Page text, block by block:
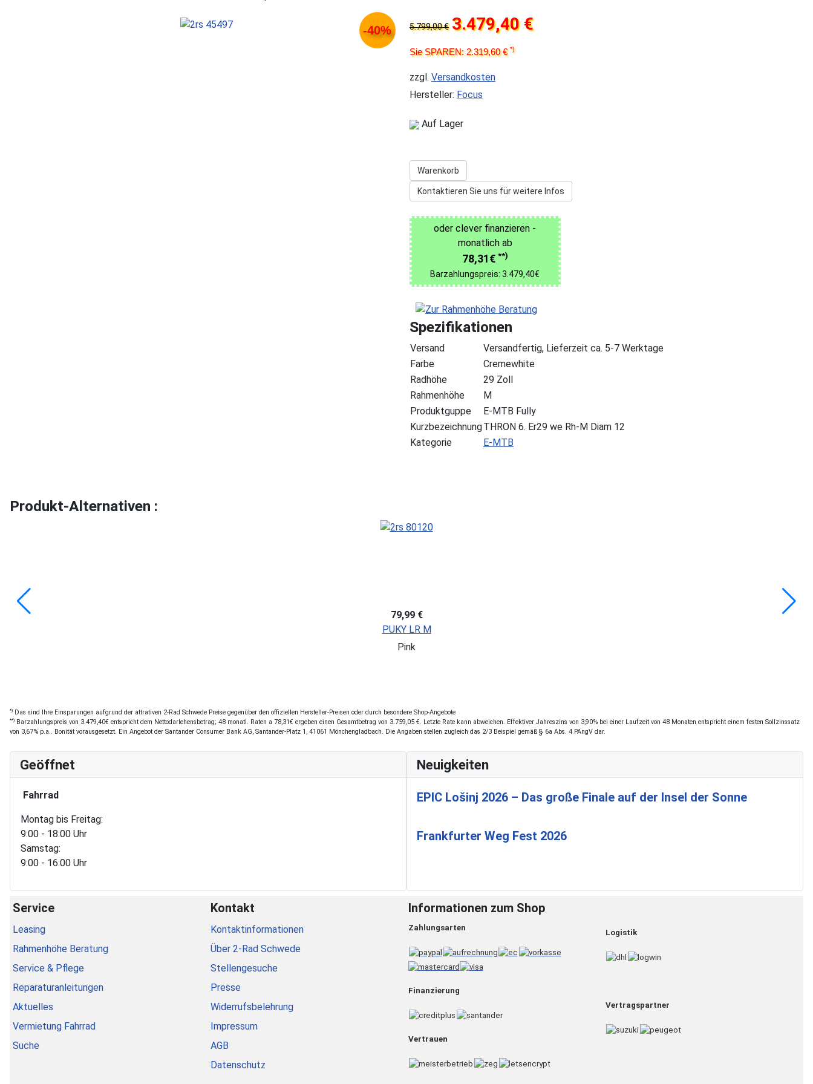
-40% 5.799,00 € 3.479,40 €
Sie SPAREN: 2.319,60 €*)
zzgl. Versandkosten
Hersteller: Focus
Auf Lager
Warenkorb
Kontaktieren Sie uns für weitere Infos
oder clever finanzieren -
monatlich ab
78,31€ **)
Barzahlungspreis: 3.479,40€
Spezifikationen
Versand
Versandfertig, Lieferzeit ca. 5-7 Werktage
Farbe
Cremewhite
Radhöhe
29 Zoll
Rahmenhöhe
M
Produktguppe
E-MTB Fully
KurzbezeichnungTHRON 6. Er29 we Rh-M Diam 12
Kategorie
E-MTB
Produkt-Alternativen :
79,99 €
PUKY LR M
Pink
*) Das sind Ihre Einsparungen aufgrund der attrativen 2-Rad Schwede Preise gegenüber den offiziellen Hersteller-Preisen oder durch besondere Shop-Angebote
**) Barzahlungspreis von 3.479,40€ entspricht dem Nettodarlehensbetrag; 48 monatl. Raten a 78,31€ ergeben einen Gesamtbetrag von 3.759,05 €. Letzte Rate kann abweichen. Effektiver Jahreszins von 3,90% bei einer Laufzeit von 48 Monaten entspricht einem festen Sollzinssatz
von 3,67% p.a.. Bonität vorausgesetzt. Ein Angebot der Santander Consumer Bank AG, Santander-Platz 1, 41061 Mönchengladbach. Die Angaben stellen zugleich das 2/3 Beispiel gemäß § 6a Abs. 4 PAngV dar.
Geöffnet
Fahrrad
Montag bis Freitag:
9:00 - 18:00 Uhr
Samstag:
9:00 - 16:00 Uhr
Neuigkeiten
EPIC Lošinj 2026 – Das große Finale auf der Insel der Sonne
Frankfurter Weg Fest 2026
Service
Leasing
Rahmenhöhe Beratung
Service & Pflege
Reparaturanleitungen
Aktuelles
Vermietung Fahrrad
Suche
Kontakt
Kontaktinformationen
Über 2-Rad Schwede
Stellengesuche
Presse
Widerrufsbelehrung
Impressum
AGB
Datenschutz
Informationen zum Shop
Zahlungsarten
Finanzierung
Vertrauen
Logistik
Vertragspartner